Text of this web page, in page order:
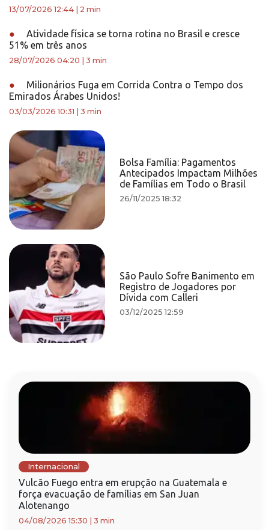
13/07/2026 12:44 2 min
●
Atividade física se torna rotina no Brasil e cresce
51% em três anos
28/07/2026 04:20 3 min
●
Milionários Fuga em Corrida Contra o Tempo dos
Emirados Árabes Unidos!
03/03/2026 10:31 3 min
Bolsa Família: Pagamentos
Antecipados Impactam Milhões
de Famílias em Todo o Brasil
26/11/2025 18:32
São Paulo Sofre Banimento em
Registro de Jogadores por
Dívida com Calleri
03/12/2025 12:59
Internacional
Vulcão Fuego entra em erupção na Guatemala e
força evacuação de famílias em San Juan
Alotenango
04/08/2026 15:30 3 min